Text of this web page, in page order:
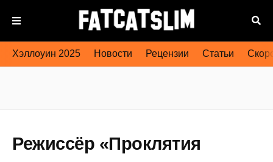
Хэллоуин 2025 Новости Рецензии Статьи
Режиссёр «Проклятия